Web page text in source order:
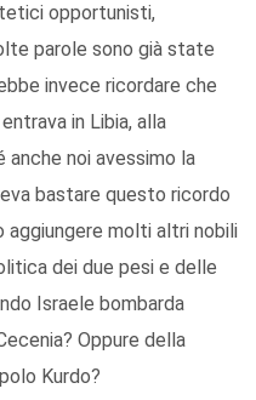
opportunisti,
parole sono già state
invece ricordare che
in Libia, alla
noi avessimo la
bastare questo ricordo
molti altri nobili
dei due pesi e delle
Israele bombarda
Oppure della
Kurdo?